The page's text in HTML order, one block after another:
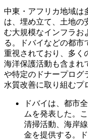
中東・アフリカ地域は
は、埋め立て、土地の
む大規模なインフラお
る。ドバイなどの都市
重視されており、多く
海洋保護活動も含まれ
や特定のドナープログ
水質改善に取り組むプ
ドバイは、都市
ムを発表した。
清掃活動、海岸
金を提供する。